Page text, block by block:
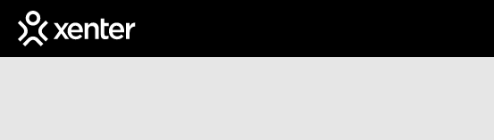
Hoppa till huvudinnehåll